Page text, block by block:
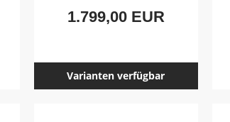
1.799,00 EUR
Varianten verfügbar